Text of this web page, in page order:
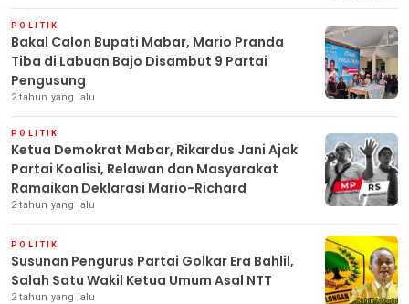
POLITIK
Bakal Calon Bupati Mabar, Mario Pranda
Tiba di Labuan Bajo Disambut 9 Partai
Pengusung
2 tahun yang lalu
POLITIK
Ketua Demokrat Mabar, Rikardus Jani Ajak
Partai Koalisi, Relawan dan Masyarakat
Ramaikan Deklarasi Mario-Richard
2 tahun yang lalu
POLITIK
Susunan Pengurus Partai Golkar Era Bahlil,
Salah Satu Wakil Ketua Umum Asal NTT
2 tahun yang lalu